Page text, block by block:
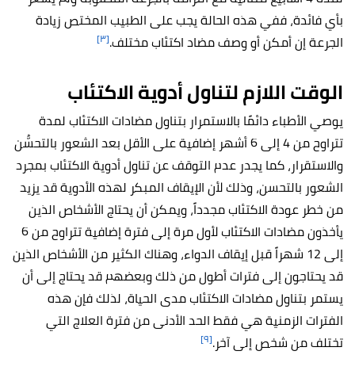
بأي فائدة، ففي هذه الحالة يجب على الطبيب المختص زيادة
الجرعة إن أمكن أو وصف مضاد اكتئاب مختلف.[٣]
الوقت اللازم لتناول أدوية الاكتئاب
يوصي الأطباء دائمًا بالاستمرار بتناول مضادات الاكتئاب لمدة
تتراوح من 4 إلى 6 أشهر إضافية على الأقل بعد الشعور بالتحسُّن
والاستقرار، كما يجدر عدم التوقف عن تناول أدوية الاكتئاب بمجرد
الشعور بالتحسن، وذلك لأن الإيقاف المبكر لهذه الأدوية قد يزيد
من خطر عودة الاكتئاب مجدداً، ويمكن أن يحتاج الأشخاص الذين
يأخذون مضادات الاكتئاب لأول مرة إلى فترة إضافية تتراوح من 6
إلى 12 شهراً قبل إيقاف الدواء، وهناك الكثير من الأشخاص الذين
قد يحتاجون إلى فترات أطول من ذلك وبعضهم قد يحتاج إلى أن
يستمر بتناول مضادات الاكتئاب مدى الحياة، لذلك فإن هذه
الفترات الزمنية هي فقط الحد الأدنى من فترة العلاج التي
تختلف من شخص إلى آخر.[٩]